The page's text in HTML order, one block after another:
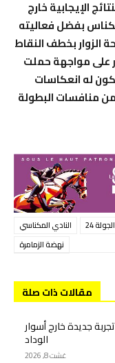
الإيجابية خارج
بفضل فعاليته
الزوار بخطف النقاط
على مواجهة حملت
له انعكاسات
منافسات البطولة
الجولة 24
النادي المكناسي
نهضة الزمامرة
مقالات ذات صلة
جديدة خارج أسوار
الوداد
غشت 8, 2026